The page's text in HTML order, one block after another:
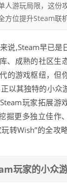
人游玩局限，这份
方位提升Steam联
说,Steam早已是
成熟的社区生
的游戏枢纽，但
以其独特的小众
玩家拓展游
掘更多独立佳作
转Wish”的全攻
玩家的小众